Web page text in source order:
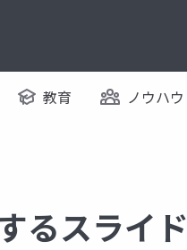
教育 ノウハウ
るスライド